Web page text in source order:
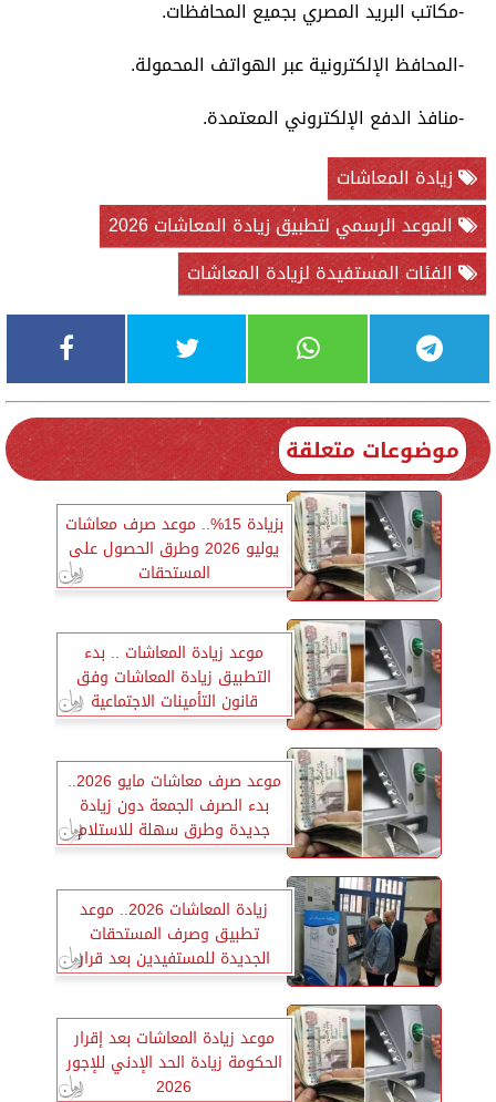
-مكاتب البريد المصري بجميع المحافظات.
-المحافظ الإلكترونية عبر الهواتف المحمولة.
-منافذ الدفع الإلكتروني المعتمدة.
زيادة المعاشات
الموعد الرسمي لتطبيق زيادة المعاشات 2026
الفئات المستفيدة لزيادة المعاشات
موضوعات متعلقة
بزيادة 15%.. موعد صرف معاشات
يوليو 2026 وطرق الحصول على
المستحقات
موعد زيادة المعاشات .. بدء
التطبيق زيادة المعاشات وفق
قانون التأمينات الاجتماعية
والمعاشات في هذا الوعد
موعد صرف معاشات مايو 2026..
بدء الصرف الجمعة دون زيادة
جديدة وطرق سهلة للاستلام
زيادة المعاشات 2026.. موعد
تطبيق وصرف المستحقات
الجديدة للمستفيدين بعد قرار
الحكومة
موعد زيادة المعاشات بعد إقرار
الحكومة زيادة الحد الإدني للإجور
2026